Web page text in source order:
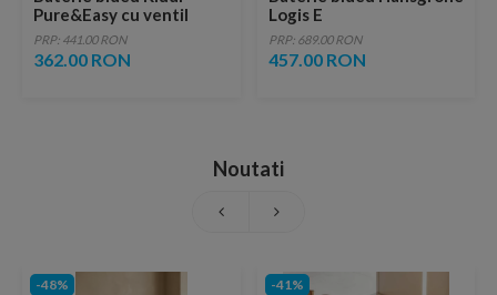
Pure&Easy cu ventil
metalic pop-up
PRP: 441.00 RON
362.00 RON
Logis E
PRP: 689.00 RON
457.00 RON
Noutati
-48% -41%